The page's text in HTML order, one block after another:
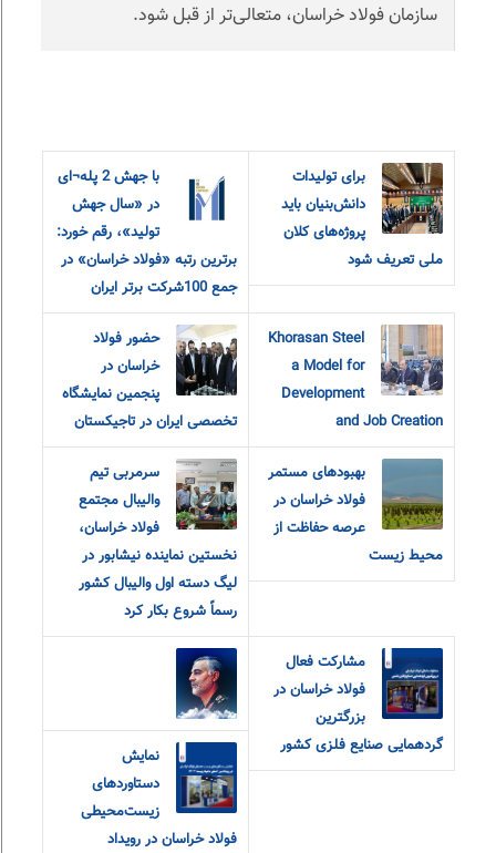
سازمان فولاد خراسان، متعالی‌تر از قبل شود.
برای تولیدات
دانش‌بنیان باید
پروژه‌های کلان
ملی تعریف شود
با جهش 2 پله¬ای
در «سال جهش
تولید»، رقم خورد:
برترین رتبه «فولاد خراسان» در
جمع 100شرکت برتر ایران
Khorasan Steel
a Model for
Development
and Job Creation
حضور فولاد
خراسان در
پنجمین نمایشگاه
تخصصی ایران در تاجیکستان
بهبودهای مستمر
فولاد خراسان در
عرصه حفاظت از
محیط زیست
سرمربی تیم
والیبال مجتمع
فولاد خراسان،
نخستین نماینده نیشابور در
لیگ دسته اول والیبال کشور
رسماً شروع بکار کرد
مشارکت فعال
فولاد خراسان در
بزرگترین
گردهمایی صنایع فلزی کشور
نمایش
دستاوردهای
زیست‌محیطی
فولاد خراسان در رویداد